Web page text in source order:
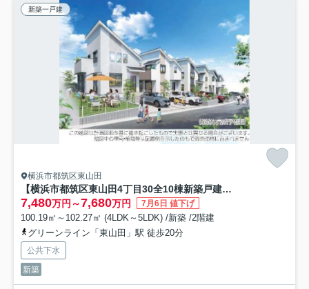
新築一戸建
横浜市都筑区東山田
【横浜市都筑区東山田4丁目30全10棟新築戸建て】★仲介手数料無料★（東山田小学校・東山田中学校）
7,480万円～7,680万円 7月6日 値下げ
100.19㎡～102.27㎡ (4LDK～5LDK) /新築 /2階建
グリーンライン「東山田」駅 徒歩20分
公共下水
新築